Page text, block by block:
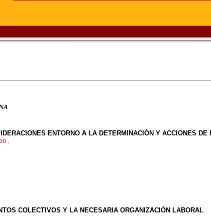
ENTORNO A LA DETERMINACIÓN Y ACCIONES
COLECTIVOS Y LA NECESARIA ORGANIZACIÓN LABORAL